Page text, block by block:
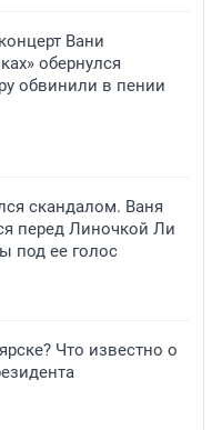
Вани
обернулся
обвинили в пении
скандалом. Ваня
перед Линочкой Ли
под ее голос
Что известно о